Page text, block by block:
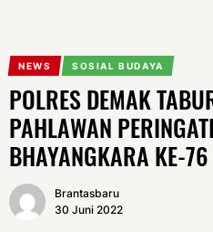
NEWS SOSIAL BUDAYA
POLRES DEMAK
PAHLAWAN
BHAYANGKARA KE-76
Brantasbaru
30 Juni 2022